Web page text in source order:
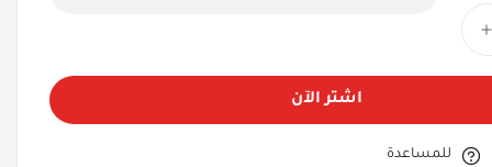
اشتر الآن
للمساعدة